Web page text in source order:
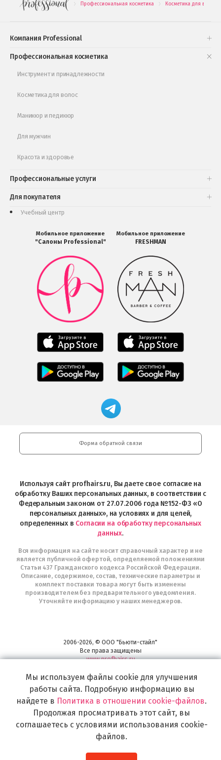
. Профессиональная косметика . Косметика для волос
Компания Professional
Профессиональная косметика
Инструмент и принадлежности
Косметика для волос
Маникюр и педикюр
Для мужчин
Красота и здоровье
Профессиональные услуги
Для покупателя
Подарочные наборы
Обучающее видео
Учебный центр
Мобильное приложение
"Салоны Professional"
Мобильное
приложение
Салоны
Professional
загрузить
в
Google
Мобильное
приложение
Professional
загрузить
Мобильное
приложение
Professional
загрузить
Play
Мобильное приложение
FRESHMAN
Мобильное
приложение
FRESHMAN
в
Google
Play
Мобильное
приложение
загрузить
в
Мобильное
приложение
Магазин
профессиональной
Professional
и
Интернет-
Telegram
Форма обратной связи
Используя сайт profhairs.ru, Вы даете свое согласие на
обработку Ваших персональных данных, в соответствии с
Федеральным законом от 27.07.2006 года №152-ФЗ «О
персональных данных», на условиях и для целей,
определенных в Согласии на обработку персональных
данных.
Вся информация на сайте носит справочный характер и не
является публичной офертой, определяемой положениями
Статьи 437 Гражданского кодекса Российской Федерации.
Описание, содержимое, состав, технические параметры и
комплект поставки товара могут быть изменены
производителем без предварительного уведомления.
Уточняйте информацию у наших менеджеров.
2006-2026, © ООО "Бьюти-стайл"
Все права защищены
www.profhairs.ru
Широкий выбор инструментов, аксессуаров и принадлежностей для
воплощения
самых изысканных и необычных идей по созданию Вашего образа и стиля.
Мы используем файлы cookie для улучшения
работы сайта. Подробную информацию вы
найдете в Политика в отношении cookie-файлов.
Продолжая просматривать этот сайт, вы
соглашаетесь с условиями использования cookie-
файлов.